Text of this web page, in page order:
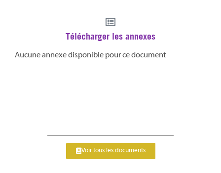
Télécharger les annexes
Aucune annexe disponible pour ce document
Voir tous les documents